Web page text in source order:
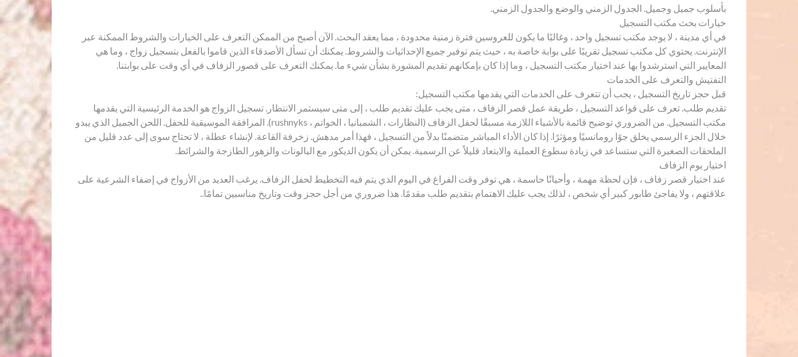
بأسلوب جميل وجميل. الجدول الزمني والوضع والجدول الزمني.
خيارات بحث مكتب التسجيل
في أي مدينة ، لا يوجد مكتب تسجيل واحد ، وغالبًا ما يكون للعروسين فترة زمنية محدودة ، مما يعقد البحث. الآن أصبح من الممكن التعرف على الخيارات والشروط الممكنة عبر
الإنترنت. يحتوي كل مكتب تسجيل تقريبًا على بوابة خاصة به ، حيث يتم توفير جميع الإحداثيات والشروط. يمكنك أن تسأل الأصدقاء الذين قاموا بالفعل بتسجيل زواج ، وما هي
المعايير التي استرشدوا بها عند اختيار مكتب التسجيل ، وما إذا كان بإمكانهم تقديم المشورة بشأن شيء ما. يمكنك التعرف على قصور الزفاف في أي وقت على بوابتنا.
التفتيش والتعرف على الخدمات
قبل حجز تاريخ التسجيل ، يجب أن تتعرف على الخدمات التي يقدمها مكتب التسجيل:
تقديم طلب. تعرف على قواعد التسجيل ، طريقة عمل قصر الزفاف ، متى يجب عليك تقديم طلب ، إلى متى سيستمر الانتظار. تسجيل الزواج هو الخدمة الرئيسية التي يقدمها
مكتب التسجيل. من الضروري توضيح قائمة بالأشياء اللازمة مسبقًا لحفل الزفاف (النظارات ، الشمبانيا ، الخواتم ، rushnyks). المرافقة الموسيقية للحفل. اللحن الجميل الذي يبدو
خلال الجزء الرسمي يخلق جوًا رومانسيًا ومؤثرًا. إذا كان الأداء المباشر متضمنًا بدلاً من التسجيل ، فهذا أمر مدهش. زخرفة القاعة. لإنشاء عطلة ، لا تحتاج سوى إلى عدد قليل من
الملحقات الصغيرة التي ستساعد في زيادة سطوع العملية والابتعاد قليلاً عن الرسمية. يمكن أن يكون الديكور مع البالونات والزهور الطازجة والشرائط.
اختيار يوم الزفاف
عند اختيار قصر زفاف ، فإن لحظة مهمة ، وأحيانًا حاسمة ، هي توفر وقت الفراغ في اليوم الذي يتم فيه التخطيط لحفل الزفاف. يرغب العديد من الأزواج في إضفاء الشرعية على
علاقتهم ، ولا يفاجئ طابور كبير أي شخص ، لذلك يجب عليك الاهتمام بتقديم طلب مقدمًا. هذا ضروري من أجل حجز وقت وتاريخ مناسبين تمامًا..